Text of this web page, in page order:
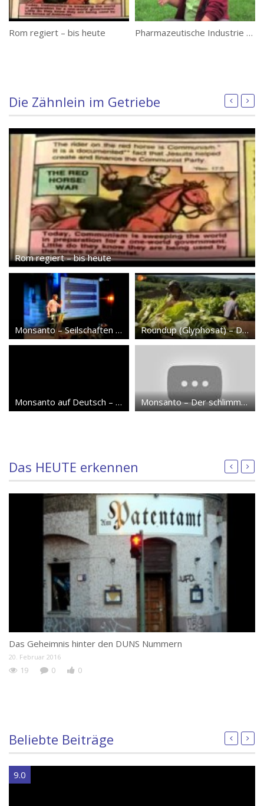
Rom regiert – bis heute Pharmazeutische Industrie & Heilkräuter
Die Zähnlein im Getriebe
Rom regiert – bis heute
Monsanto – Seilschaften zwischen Behörden, Forschung und Gentechnikkonz. Roundup (Glyphosat) – Das stille Gift
Monsanto auf Deutsch – Seilschaften deutscher Gentechikbetreiber Monsanto – Der schlimmste Konzern der Welt?
Das HEUTE erkennen
Das Geheimnis hinter den DUNS Nummern
20. Februar 2016
19 0 0
Beliebte Beiträge
9.0